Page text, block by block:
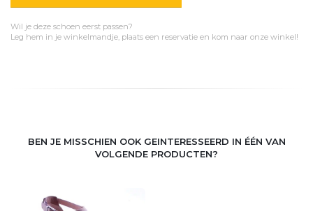
Wil je deze schoen eerst passen?
Leg hem in je winkelmandje, plaats een reservatie en kom naar onze winkel!
BEN JE MISSCHIEN OOK GEINTERESSEERD IN ÉÉN VAN
VOLGENDE PRODUCTEN?